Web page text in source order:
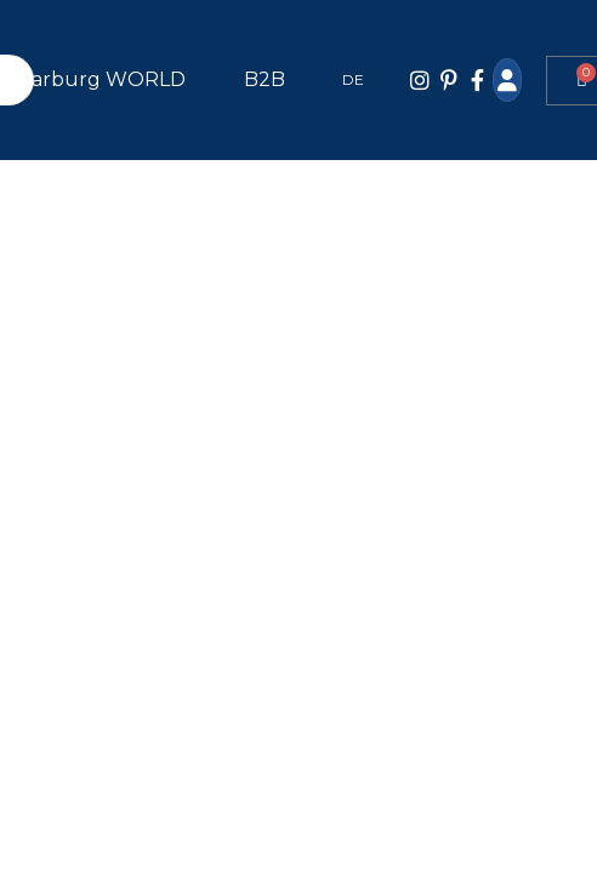
marburg WORLD B2B DE 0